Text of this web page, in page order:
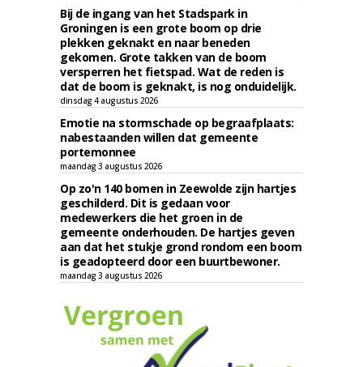
Bij de ingang van het Stadspark in
Groningen is een grote boom op drie
plekken geknakt en naar beneden
gekomen. Grote takken van de boom
versperren het fietspad. Wat de reden is
dat de boom is geknakt, is nog onduidelijk.
dinsdag 4 augustus 2026
Emotie na stormschade op begraafplaats:
nabestaanden willen dat gemeente
portemonnee
maandag 3 augustus 2026
Op zo'n 140 bomen in Zeewolde zijn hartjes
geschilderd. Dit is gedaan voor
medewerkers die het groen in de
gemeente onderhouden. De hartjes geven
aan dat het stukje grond rondom een boom
is geadopteerd door een buurtbewoner.
maandag 3 augustus 2026